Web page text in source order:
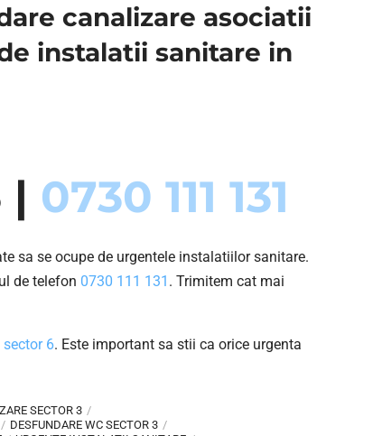
canalizare asociatii
instalatii sanitare in
| 0730 111 131
sa se ocupe de urgentele instalatiilor sanitare.
de telefon 0730 111 131 . Trimitem cat mai
sector 6. Este important sa stii ca orice urgenta
SECTOR 3
DESFUNDARE WC SECTOR 3